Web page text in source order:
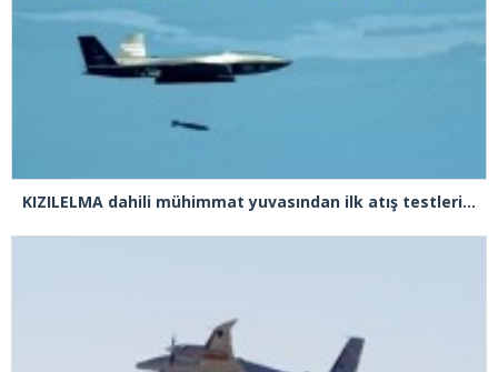
KIZILELMA dahili mühimmat yuvasından ilk atış testlerini başarıyla tamamladı